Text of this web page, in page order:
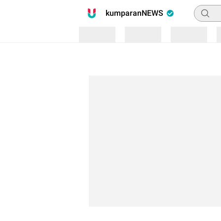
kumparanNEWS